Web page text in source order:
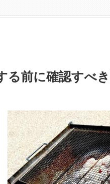
る前に確認すべ